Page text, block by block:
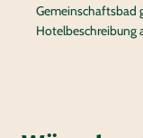
Gemeinschaftsbad
Hotelbeschreibung